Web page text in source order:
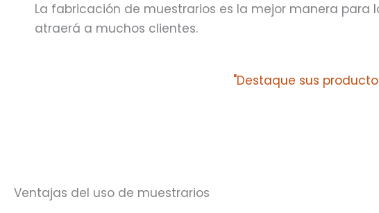
La fabricación de muestrarios es la mejor manera para
atraerá a muchos clientes.
"Destaque sus
Ventajas del uso de muestrarios